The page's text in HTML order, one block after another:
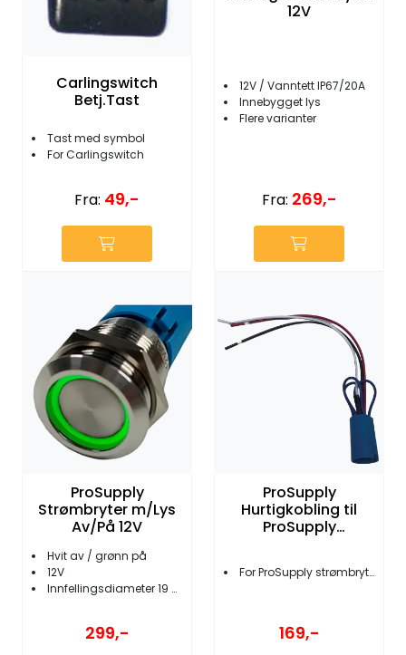
Carlingswitch
Betj.Tast
Tast med symbol
For Carlingswitch
Fra: 49,-
12V
12V / Vanntett IP67/20A
Innebygget lys
Flere varianter
Fra: 269,-
ProSupply
Strømbryter m/Lys
Av/På 12V
Hvit av / grønn på
12V
Innfellingsdiameter 19 mm
299,-
ProSupply
Hurtigkobling til
ProSupply
For ProSupply strømbryter
169,-